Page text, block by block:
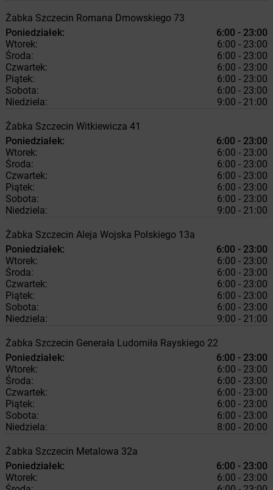
Żabka Szczecin Romana Dmowskiego 73
Poniedziałek:
6:00 - 23:00
Wtorek:
6:00 - 23:00
Środa:
6:00 - 23:00
Czwartek:
6:00 - 23:00
Piątek:
6:00 - 23:00
Sobota:
6:00 - 23:00
Niedziela:
9:00 - 21:00
Żabka Szczecin Witkiewicza 41
Poniedziałek:
6:00 - 23:00
Wtorek:
6:00 - 23:00
Środa:
6:00 - 23:00
Czwartek:
6:00 - 23:00
Piątek:
6:00 - 23:00
Sobota:
6:00 - 23:00
Niedziela:
9:00 - 21:00
Żabka Szczecin Aleja Wojska Polskiego 13a
Poniedziałek:
6:00 - 23:00
Wtorek:
6:00 - 23:00
Środa:
6:00 - 23:00
Czwartek:
6:00 - 23:00
Piątek:
6:00 - 23:00
Sobota:
6:00 - 23:00
Niedziela:
9:00 - 21:00
Żabka Szczecin Generała Ludomiła Rayskiego 22
Poniedziałek:
6:00 - 23:00
Wtorek:
6:00 - 23:00
Środa:
6:00 - 23:00
Czwartek:
6:00 - 23:00
Piątek:
6:00 - 23:00
Sobota:
6:00 - 23:00
Niedziela:
8:00 - 20:00
Żabka Szczecin Metalowa 32a
Poniedziałek:
6:00 - 23:00
Wtorek:
6:00 - 23:00